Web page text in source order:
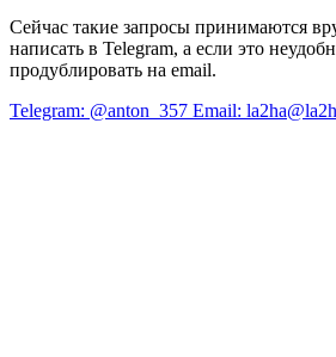
Сейчас такие запросы принимаются
написать в Telegram, а если это
продублировать на email.
Telegram: @anton_357 Email: